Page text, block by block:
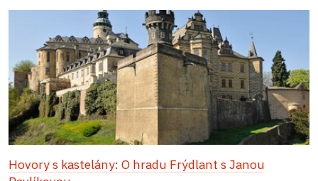
Hovory s kastelány: O hradu Frýdlant s Janou